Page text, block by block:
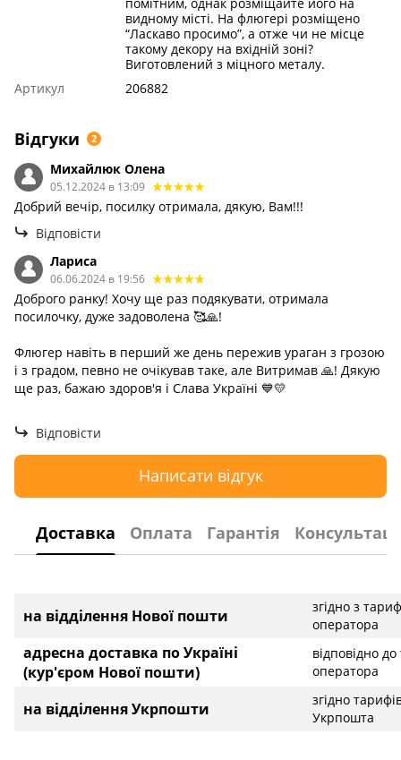
видному місті. На флюгері розміщено
“Ласкаво просимо”, а отже чи не місце
такому декору на вхідній зоні?
Виготовлений з міцного металу.
Артикул
206882
Відгуки 2
Михайлюк Олена
05.12.2024 в 13:09
Добрий вечір, посилку отримала, дякую, Вам!!!
Відповісти
Лариса
06.06.2024 в 19:56
Доброго ранку! Хочу ще раз подякувати, отримала
посилочку, дуже задоволена 🥰🙏!
Флюгер навіть в перший же день пережив ураган з грозою
і з градом, певно не очікував таке, але Витримав 🙏! Дякую
ще раз, бажаю здоров'я і Слава Україні 💙💛
Відповісти
Написати відгук
Доставка Оплата Гарантія
на відділення Нової пошти
згідно з
оператора
адресна доставка по Україні
(кур'єром Нової пошти)
відповідно
оператора
на відділення Укрпошти
згідно
Укрпошта